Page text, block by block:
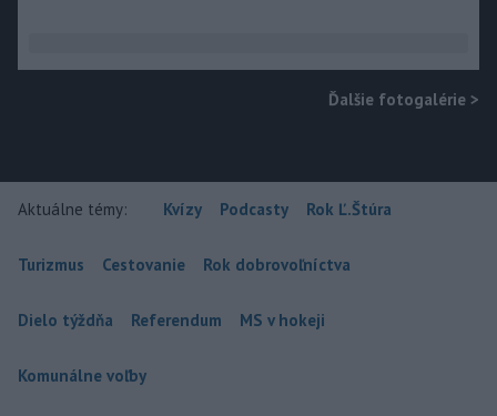
Ďalšie fotogalérie >
Aktuálne témy: Kvízy Podcasty Rok Ľ.Štúra
Turizmus Cestovanie Rok dobrovoľníctva
Dielo týždňa Referendum MS v hokeji
Komunálne voľby